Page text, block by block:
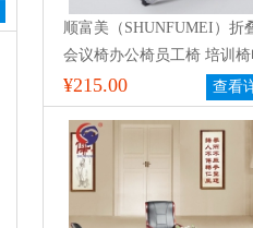
顺富美（SHUNFUMEI）折
会议椅办公椅员工椅 培训
脑椅
¥215.00 查看